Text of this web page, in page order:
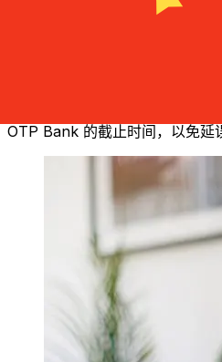
OTP Bank 的截止时间，以免延